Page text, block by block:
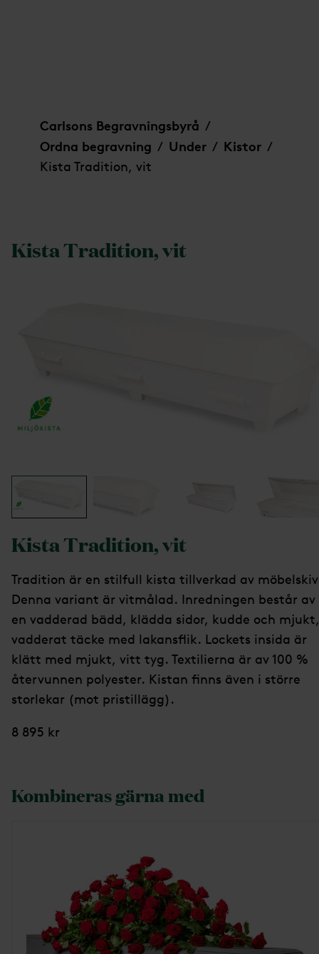
Carlsons Begravningsbyrå /
Ordna begravning / Under / Kistor /
Kista Tradition, vit
Kista Tradition, vit
Kista Tradition, vit
Tradition är en stilfull kista tillverkad av
Denna variant är vitmålad. Inredningen består av
en vadderad bädd, klädda sidor, kudde och mjukt,
vadderat täcke med lakansflik. Lockets insida är
klätt med mjukt, vitt tyg. Textilierna är av 100 %
återvunnen polyester. Kistan finns även i större
storlekar (mot pristillägg).
8 895 kr
Kombineras gärna med